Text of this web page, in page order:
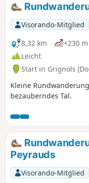
Visorando-Mitglied
8,32 km
+230 m
Leicht
Start in Grignols
Kleine
bezauberndes Tal.
Peyrauds
Visorando-Mitglied